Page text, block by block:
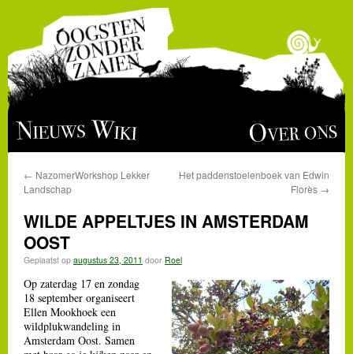
Ga
naar
inhoud
Nieuws Wiki Over ons
← NazomerWorkshop Lekker
Landschap
Het paddenstoelenboek van Edwin
Florès →
WILDE APPELTJES IN AMSTERDAM
OOST
Geplaatst op augustus 23, 2011 door Roel
Op zaterdag 17 en zondag
18 september organiseert
Ellen Mookhoek een
wildplukwandeling in
Amsterdam Oost. Samen